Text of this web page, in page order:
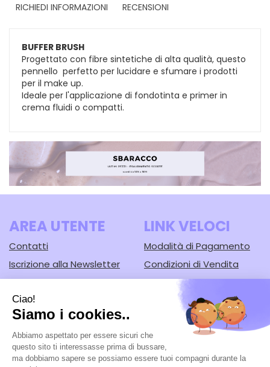
RICHIEDI INFORMAZIONI
RECENSIONI
BUFFER BRUSH
Progettato con fibre sintetiche di alta qualità, questo
pennello perfetto per lucidare e sfumare i prodotti
per il make up.
Ideale per l'applicazione di fondotinta e primer in
crema fluidi o compatti.
AREA UTENTE
Contatti
Iscrizione alla Newsletter
Informativa Privacy
Cookie Policy
LINK VELOCI
Modalità di Pagamento
Condizioni di Vendita
Modalità di Spedizione e
Farmacia Lodi srl